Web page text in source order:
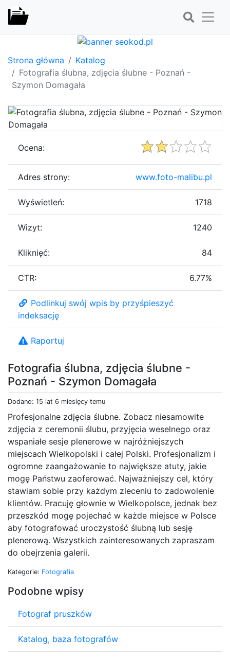
Strona główna
Katalog
Fotografia ślubna, zdjęcia ślubne - Poznań -
Szymon Domagała
Fotografia ślubna, zdjęcia ślubne -
Poznań - Szymon Domagała
Dodano: 15 lat 6 miesięcy temu
Profesjonalne zdjęcia ślubne. Zobacz niesamowite
zdjęcia z ceremonii ślubu, przyjęcia weselnego oraz
wspaniałe sesje plenerowe w najróżniejszych
miejscach Wielkopolski i całej Polski. Profesjonalizm i
ogromne zaangażowanie to największe atuty, jakie
mogę Państwu zaoferować. Najważniejszy cel, który
stawiam sobie przy każdym zleceniu to zadowolenie
klientów. Pracuję głownie w Wielkopolsce, jednak bez
przeszkód mogę pojechać w każde miejsce w Polsce
aby fotografować uroczystość ślubną lub sesję
plenerową. Wszystkich zainteresowanych zapraszam
do obejrzenia galerii.
Kategorie: Fotografia
Podobne wpisy
Fotograf pruszków
Katalog, baza fotografów
Ocena:
Adres strony: www.foto-malibu.pl
Wyświetleń: 1718
Wizyt: 1240
Kliknięć: 84
CTR: 6.77%
Podlinkuj swój wpis by przyśpieszyć
indeksację
Raportuj